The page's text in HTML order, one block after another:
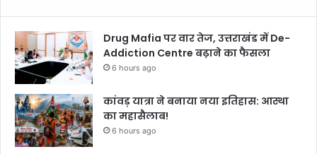
Drug Mafia पर वार तेज, उत्तराखंड में De-
Addiction Centre बढ़ाने का फैसला
6 hours ago
कांवड़ यात्रा ने बनाया नया इतिहास: आस्था
का महासैलाब!
6 hours ago